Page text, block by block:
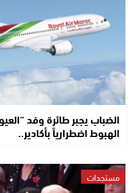
الضباب يجبر طائرة وفد
الهبوط اضطرارياً بأكادير..
مستجدات